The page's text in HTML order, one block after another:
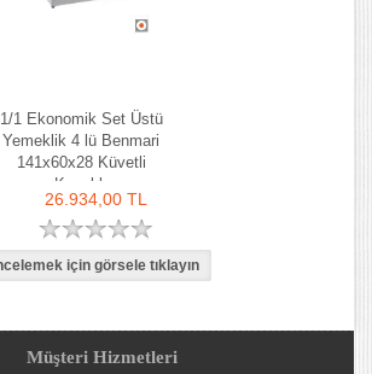
1/1 Ekonomik Set Üstü
Yemeklik 4 lü Benmari
141x60x28 Küvetli
Kapaklı
26.934,00 TL
Müşteri Hizmetleri